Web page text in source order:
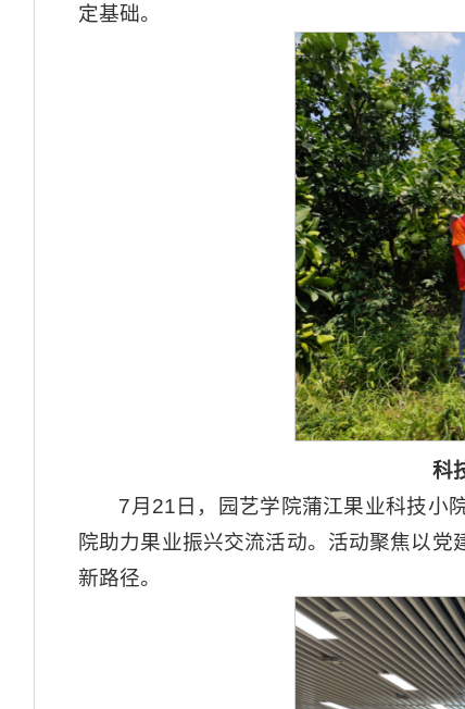
定基础。
科
7月21日，园艺学院蒲江果业科技小
院助力果业振兴交流活动。活动聚焦以
新路径。